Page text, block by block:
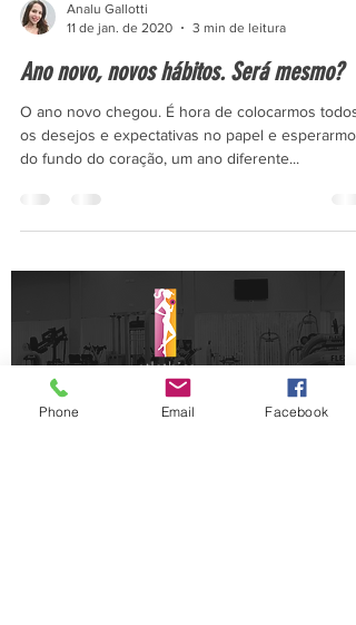
Analu Gallotti
11 de jan. de 2020
3 min de leitura
Ano novo, novos hábitos. Será mesmo?
O ano novo chegou. É hora de colocarmos todos
os desejos e expectativas no papel e
do fundo do coração, um ano diferente...
Rua Castelo Branco, 106
Phone Email Facebook